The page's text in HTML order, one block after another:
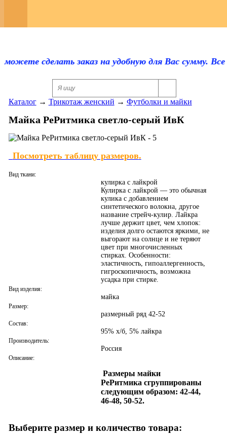
Оплата и доставка
Контакты
Отзывы
сделать заказ на удобную для Вас сумму. Все
Каталог→ Трикотаж женский → Футболки и майки
Майка РеРитмика светло-серый ИвК
Посмотреть таблицу размеров.
Вид ткани:
кулирка с лайкрой
Кулирка с лайкрой — это обычная
кулика с добавлением
синтетического волокна, другое
название стрейч-кулир. Лайкра
лучше держит цвет, чем хлопок:
изделия долго остаются яркими, не
выгорают на солнце и не теряют
цвет при многочисленных
стирках. Особенности:
эластичность, гипоаллергенность,
гигроскопичность, возможна
усадка при стирке.
Вид изделия:
майка
Размер:
размерный ряд 42-52
Состав:
95% х/б, 5% лайкра
Производитель:
Россия
Описание:
Размеры майки
РеРитмика сгруппированы
следующим образом: 42-44,
46-48, 50-52.
Выберите размер и количество товара: